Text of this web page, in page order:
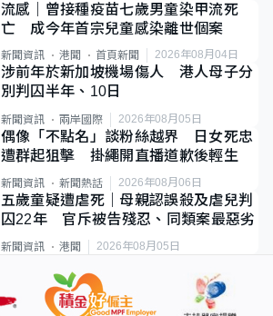
流感｜曾接種疫苗七歲男童染甲流死
亡 成今年首宗兒童感染離世個案
新聞資訊 港聞 首頁新聞 2026年08月04日
涉前年於新加坡機場傷人 港人母子分
別判囚半年、10日
新聞資訊 兩岸國際 2026年08月05日
偶像「不點名」談粉絲越界 日女死忠
遭群起狙擊 掛繩開直播道歉後輕生
新聞資訊 新聞熱話 2026年08月06日
五歲童疑遭虐死｜母親認誤殺及虐兒判
囚22年 官斥被告殘忍、同類案最惡劣
新聞資訊 港聞 2026年08月05日